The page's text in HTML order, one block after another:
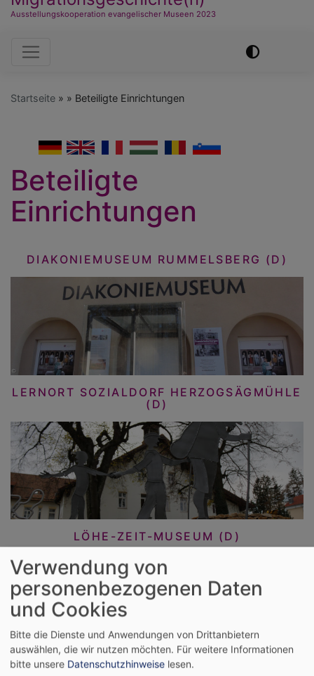
Ausstellungskooperation evangelischer Museen 2023
Hauptnavigation
Startseite Beteiligte Einrichtungen
Romanian
Hungarian
French
English
German
Beteiligte
Einrichtungen
DIAKONIEMUSEUM RUMMELSBERG (D)
LERNORT SOZIALDORF HERZOGSÄGMÜHLE
(D)
LÖHE-ZEIT-MUSEUM (D)
Verwendung von
personenbezogenen Daten
und Cookies
Bitte die Dienste und Anwendungen von Drittanbietern
auswählen, die wir nutzen möchten. Für weitere Informationen
bitte unsere Datenschutzhinweise lesen.